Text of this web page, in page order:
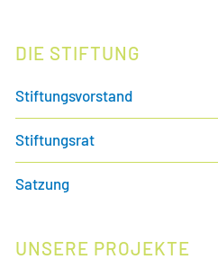
DIE STIFTUNG
Stiftungsvorstand
Stiftungsrat
Satzung
UNSERE PROJEKTE